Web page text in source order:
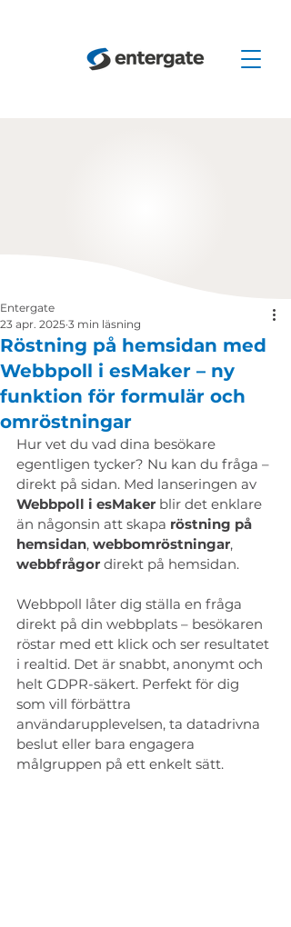
Röstning på hemsidan med
Webbpoll i esMaker – ny
funktion för formulär och
omröstningar
Entergate
23 apr. 2025 3 min läsning
Hur vet du vad dina besökare
egentligen tycker? Nu kan du fråga –
direkt på sidan. Med lanseringen av
Webbpoll i esMaker blir det enklare
än någonsin att skapa röstning på
hemsidan, webbomröstningar,
webbfrågor direkt på hemsidan.
Webbpoll låter dig ställa en fråga
direkt på din webbplats – besökaren
röstar med ett klick och ser resultatet
i realtid. Det är snabbt, anonymt och
helt GDPR-säkert. Perfekt för dig
som vill förbättra
användarupplevelsen, ta datadrivna
beslut eller bara engagera
målgruppen på ett enkelt sätt.